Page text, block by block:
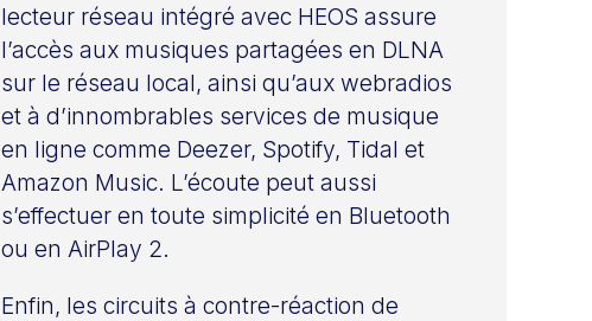
lecteur réseau intégré avec HEOS assure
l’accès aux musiques partagées en DLNA
sur le réseau local, ainsi qu’aux webradios
et à d’innombrables services de musique
en ligne comme Deezer, Spotify, Tidal et
Amazon Music. L’écoute peut aussi
s’effectuer en toute simplicité en Bluetooth
ou en AirPlay 2.
Enfin, les circuits à contre-réaction de